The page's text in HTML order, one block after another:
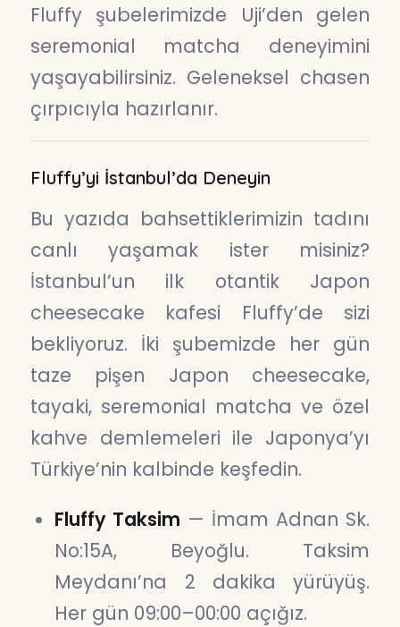
Fluffy şubelerimizde Uji’den gelen
seremonial matcha deneyimini
yaşayabilirsiniz. Geleneksel chasen
çırpıcıyla hazırlanır.
Fluffy’yi İstanbul’da Deneyin
Bu yazıda bahsettiklerimizin tadını
canlı yaşamak ister misiniz?
İstanbul’un ilk otantik Japon
cheesecake kafesi Fluffy’de sizi
bekliyoruz. İki şubemizde her gün
taze pişen Japon cheesecake,
tayaki, seremonial matcha ve özel
kahve demlemeleri ile Japonya’yı
Türkiye’nin kalbinde keşfedin.
Fluffy Taksim — İmam Adnan Sk.
No:15A, Beyoğlu. Taksim
Meydanı’na 2 dakika yürüyüş.
Her gün 09:00–00:00 açığız.